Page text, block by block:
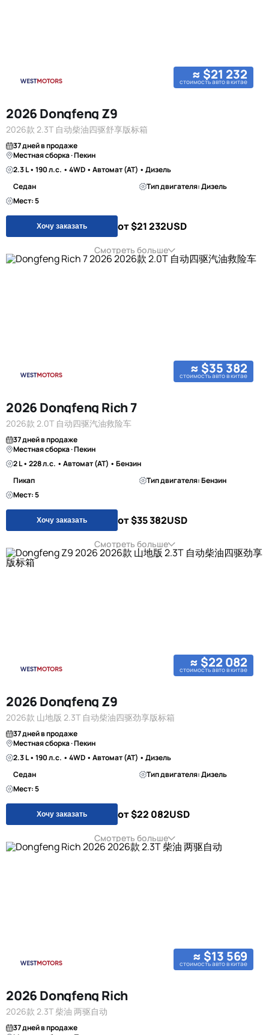
≈ $21 232
стоимость авто в китае
2026 Dongfeng Z9
2026款 2.3T 自动柴油四驱舒享版标箱
37 дней в продаже
Местная сборка · Пекин
2.3 L • 190 л.с. • 4WD • Автомат (AT) • Дизель
Седан
Тип двигателя: Дизель
Мест: 5
Хочу заказать от $21 232USD
Смотреть больше
≈ $35 382
стоимость авто в китае
2026 Dongfeng Rich 7
2026款 2.0T 自动四驱汽油救险车
37 дней в продаже
Местная сборка · Пекин
2 L • 228 л.с. • Автомат (AT) • Бензин
Пикап
Тип двигателя: Бензин
Мест: 5
Хочу заказать от $35 382USD
Смотреть больше
≈ $22 082
стоимость авто в китае
2026 Dongfeng Z9
2026款 山地版 2.3T 自动柴油四驱劲享版标箱
37 дней в продаже
Местная сборка · Пекин
2.3 L • 190 л.с. • 4WD • Автомат (AT) • Дизель
Седан
Тип двигателя: Дизель
Мест: 5
Хочу заказать от $22 082USD
Смотреть больше
≈ $13 569
стоимость авто в китае
2026 Dongfeng Rich
2026款 2.3T 柴油 两驱自动
37 дней в продаже